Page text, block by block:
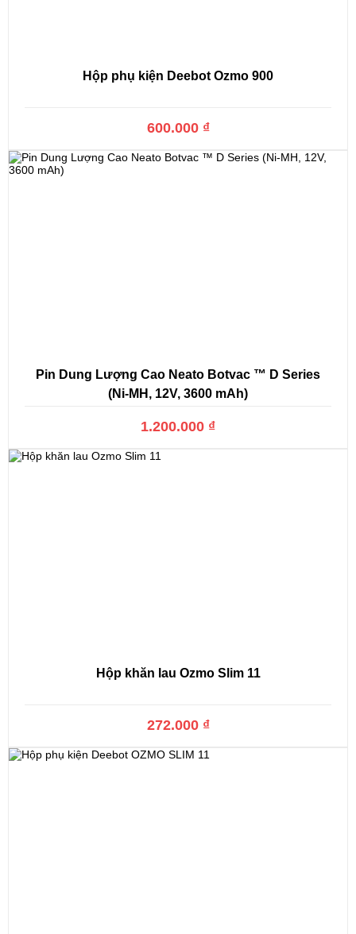
Hộp phụ kiện Deebot Ozmo 900
600.000 ₫
Pin Dung Lượng Cao Neato Botvac ™ D Series
(Ni-MH, 12V, 3600 mAh)
1.200.000 ₫
Hộp khăn lau Ozmo Slim 11
272.000 ₫